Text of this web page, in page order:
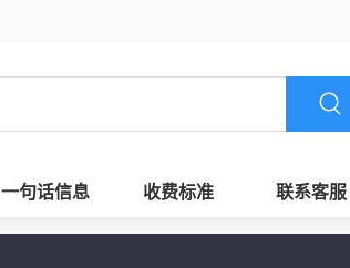
一句话信息 收费标准 联系客服